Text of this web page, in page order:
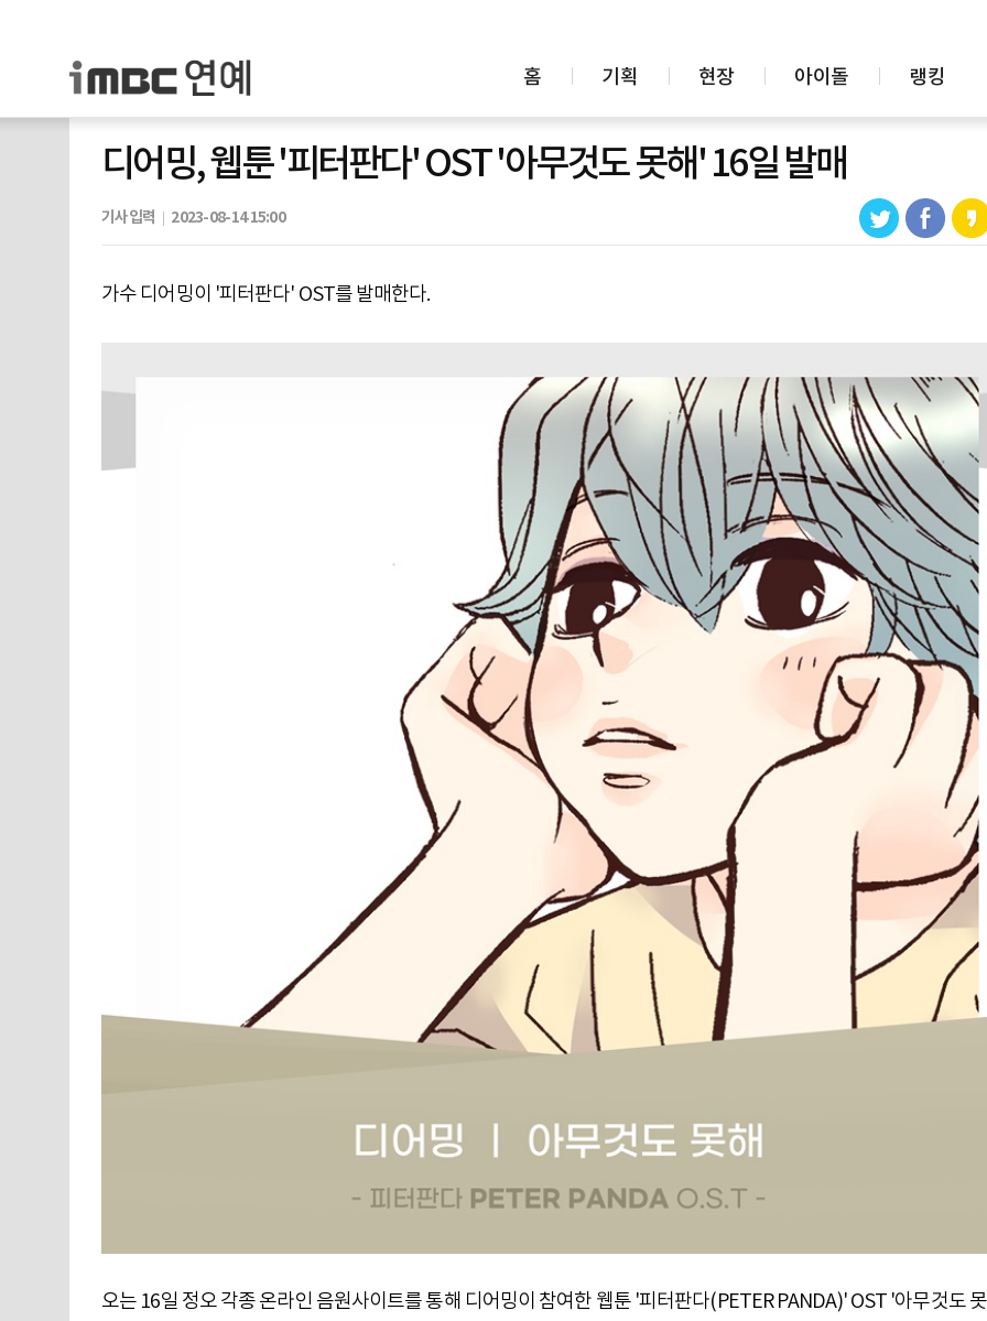
홈 기획 현장 아이돌 랭킹
디어밍, 웹툰 '피터판다' OST '아무것도 못해' 16일 발매
기사입력 2023-08-14 15:00
가수 디어밍이 '피터판다' OST를 발매한다.
오는 16일 정오 각종 온라인 음원사이트를 통해 디어밍이 참여한 웹툰 '피터판다(PETER PANDA)' OST '아무것도 못